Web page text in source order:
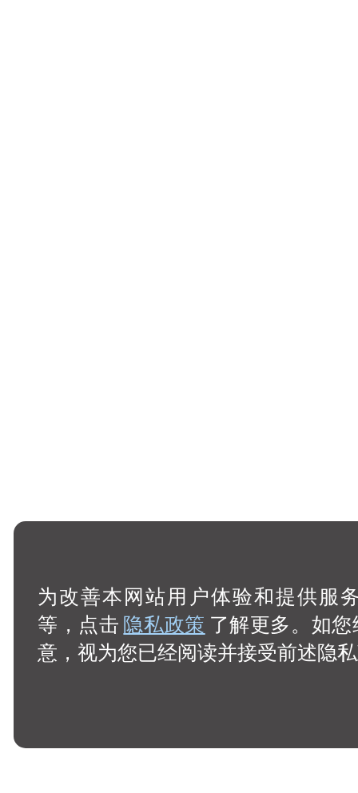
为改善本网站用户体验和提供服
等，点击隐私政策 了解更多。如
意，视为您已经阅读并接受前述隐